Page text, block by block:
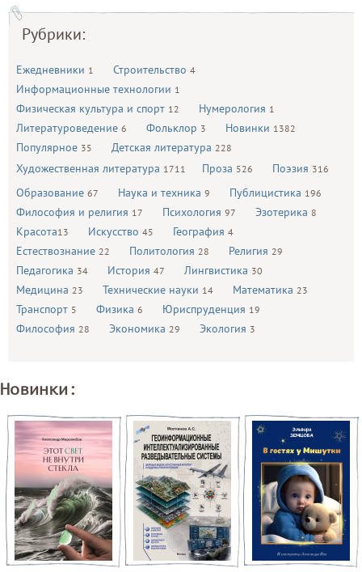
Рубрики:
Ежедневники 1 Строительство 4
Информационные технологии 1
Физическая культура и спорт 12 Нумерология 1
Литературоведение 6 Фольклор 3 Новинки 1382
Популярное 35 Детская литература 228
Художественная литература 1711 Проза 526 Поэзия 316
Образование 67 Наука и техника 9 Публицистика 196
Философия и религия 17 Психология 97 Эзотерика 8
Красота13 Искусство 45 География 4
Естествознание 22 Политология 28 Религия 29
Педагогика 34 История 47 Лингвистика 30
Медицина 23 Технические науки 14 Математика 23
Транспорт 5 Физика 6 Юриспруденция 19
Философия 28 Экономика 29 Экология 3
Новинки: